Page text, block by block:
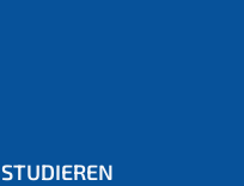
STUDIEREN